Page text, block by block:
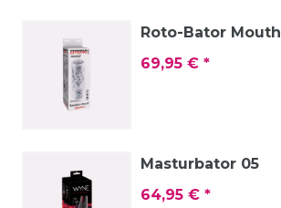
Roto-Bator Mouth
69,95 € *
Masturbator 05
64,95 € *